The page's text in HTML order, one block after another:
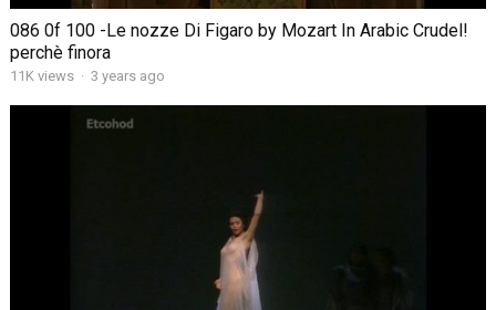
086 0f 100 -Le nozze Di Figaro by Mozart In Arabic Crudel!
perchè finora
11K views · 3 years ago